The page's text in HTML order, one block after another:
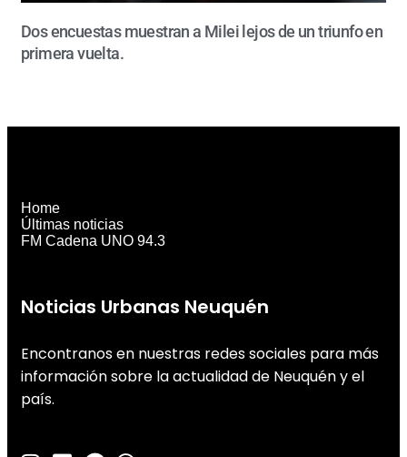
Dos encuestas muestran a Milei lejos de un triunfo en
primera vuelta.
Noticias Urbanas Neuquén
Encontranos en nuestras redes sociales para más
información sobre la actualidad de Neuquén y el
país.
Home
Últimas noticias
FM Cadena UNO 94.3